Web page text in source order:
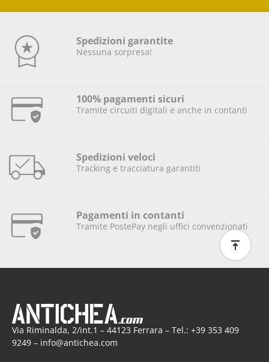
Spedizioni garantite
Nessuna sorpresa!
100% pagamenti sicuri
Tramite circuiti digitali e anche in contanti
Spedizioni veloci
Tracking e tracciatura garantiti
Pagamenti in contanti
Tramite PostePay negli uffici convenzionati
Via Riminalda, 2/int.1 – 44123 Ferrara – Tel.: +39 353 409
9249 – info@antichea.com